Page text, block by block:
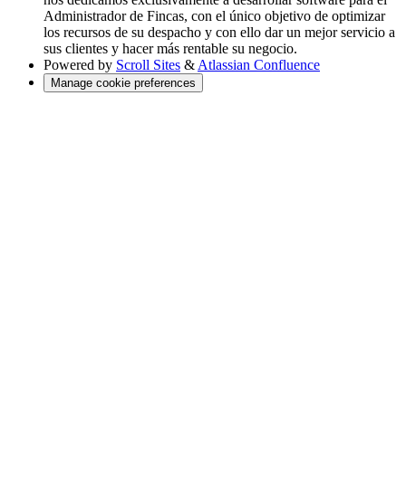
Administrador de Fincas, con el único objetivo de optimizar
los recursos de su despacho y con ello dar un mejor servicio a
sus clientes y hacer más rentable su negocio.
Powered by Scroll Sites & Atlassian Confluence
Manage cookie preferences